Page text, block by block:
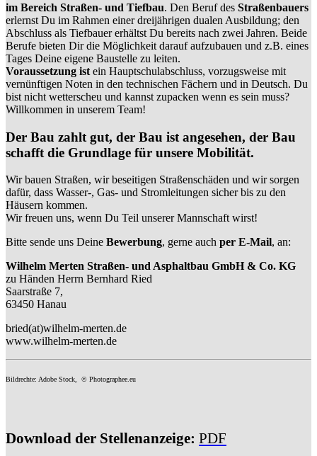
im Bereich Straßen- und Tiefbau. Den Beruf des Straßenbauers
erlernst Du im Rahmen einer dreijährigen dualen Ausbildung; den
Abschluss als Tiefbauer erhältst Du bereits nach zwei Jahren. Beide
Berufe bieten Dir die Möglichkeit darauf aufzubauen und z.B. eines
Tages Deine eigene Baustelle zu leiten.
Voraussetzung ist ein Hauptschulabschluss, vorzugsweise mit
vernünftigen Noten in den technischen Fächern und in Deutsch. Du
bist nicht wetterscheu und kannst zupacken wenn es sein muss?
Willkommen in unserem Team!
Der Bau zahlt gut, der Bau ist angesehen, der Bau
schafft die Grundlage für unsere Mobilität.
Wir bauen Straßen, wir beseitigen Straßenschäden und wir sorgen
dafür, dass Wasser-, Gas- und Stromleitungen sicher bis zu den
Häusern kommen.
Wir freuen uns, wenn Du Teil unserer Mannschaft wirst!
Bitte sende uns Deine Bewerbung, gerne auch per E-Mail, an:
Wilhelm Merten Straßen- und Asphaltbau GmbH & Co. KG
zu Händen Herrn Bernhard Ried
Saarstraße 7,
63450 Hanau
bried(at)wilhelm-merten.de
www.wilhelm-merten.de
Bildrechte: Adobe Stock, © Photographee.eu
Download der Stellenanzeige: PDF